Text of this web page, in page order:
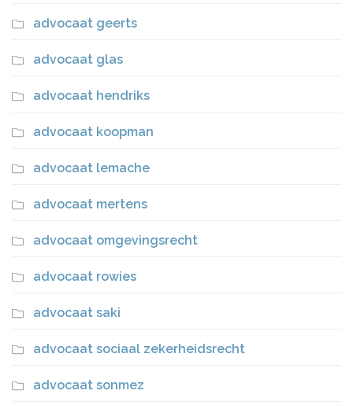
advocaat geerts
advocaat glas
advocaat hendriks
advocaat koopman
advocaat lemache
advocaat mertens
advocaat omgevingsrecht
advocaat rowies
advocaat saki
advocaat sociaal zekerheidsrecht
advocaat sonmez